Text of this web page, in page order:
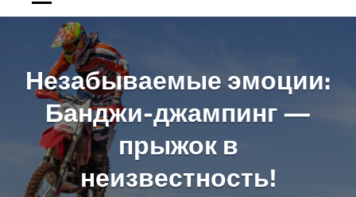
Незабываемые эмоции:
Банджи-джампинг —
прыжок в
неизвестность!